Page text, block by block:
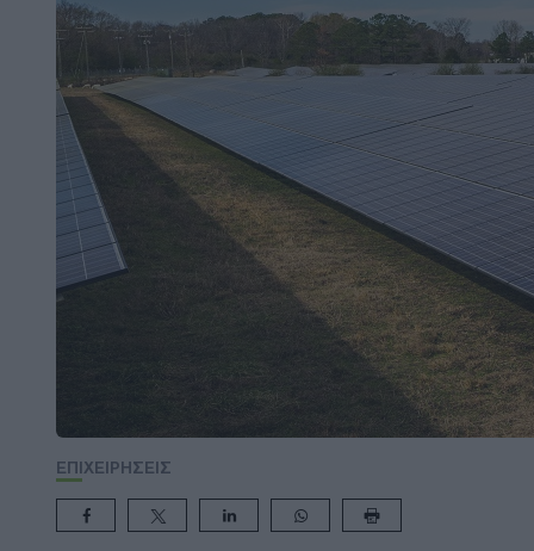
ΕΠΙΧΕΙΡΗΣΕΙΣ